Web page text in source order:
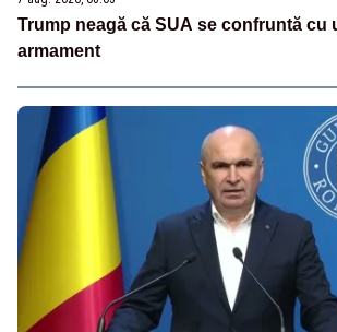
Trump neagă că SUA se confruntă cu
armament